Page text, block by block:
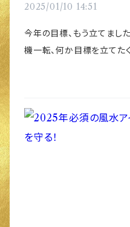
2025/01/10 14:51
今年の目標、もう立てまし
機一転、何か目標を立てた
中で思うだけでは不十分で